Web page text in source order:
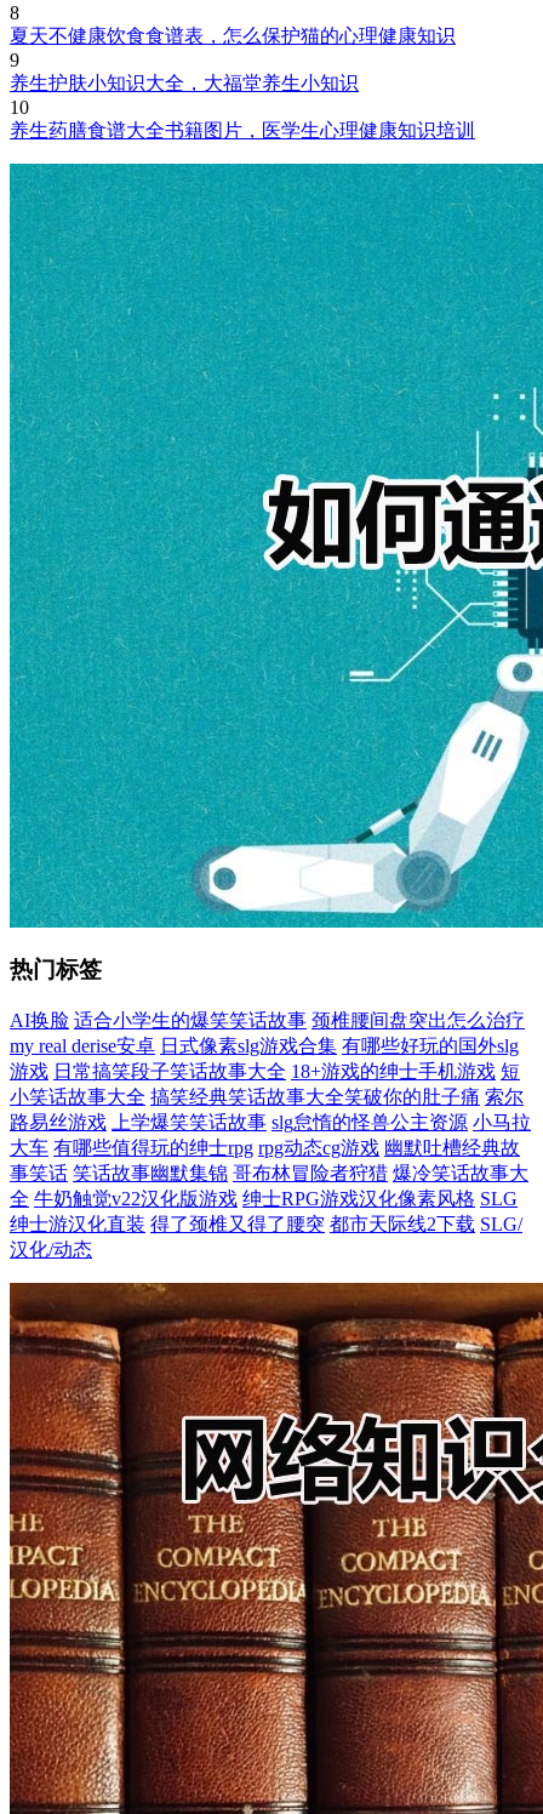
8
夏天不健康饮食食谱表，怎么保护猫的心理健康知识
9
养生护肤小知识大全，大福堂养生小知识
10
养生药膳食谱大全书籍图片，医学生心理健康知识培训
热门标签
AI换脸 适合小学生的爆笑笑话故事 颈椎腰间盘突出怎么治疗
my real derise安卓 日式像素slg游戏合集 有哪些好玩的国外slg
游戏 日常搞笑段子笑话故事大全 18+游戏的绅士手机游戏 短
小笑话故事大全 搞笑经典笑话故事大全笑破你的肚子痛 索尔
路易丝游戏
上学爆笑笑话故事 slg怠惰的怪兽公主资源 小马拉
大车 有哪些值得玩的绅士rpg rpg动态cg游戏 幽默吐槽经典故
事笑话 笑话故事幽默集锦 哥布林冒险者狩猎 爆冷笑话故事大
全 牛奶触觉v22汉化版游戏 绅士RPG游戏汉化像素风格 SLG
绅士游汉化直装 得了颈椎又得了腰突 都市天际线2下载 SLG/
汉化/动态